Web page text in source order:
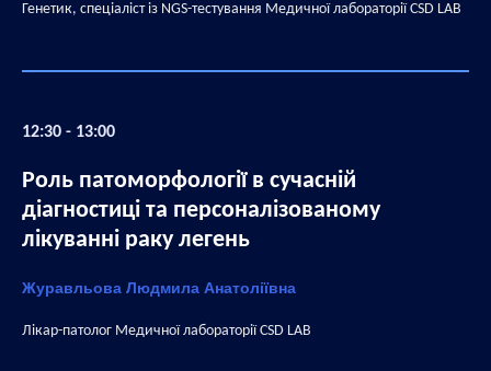
Генетик, спеціаліст із NGS-тестування Медичної лабораторії CSD LAB
12:30 - 13:00
Роль патоморфології в сучасній
діагностиці та персоналізованому
лікуванні раку легень
Журавльова Людмила Анатоліївна
Лікар-патолог Медичної лабораторії CSD LAB